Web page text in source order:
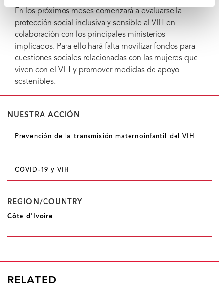
En los próximos meses comenzará a evaluarse la
protección social inclusiva y sensible al VIH en
colaboración con los principales ministerios
implicados. Para ello hará falta movilizar fondos para
cuestiones sociales relacionadas con las mujeres que
viven con el VIH y promover medidas de apoyo
sostenibles.
NUESTRA ACCIÓN
Prevención de la transmisión maternoinfantil del VIH
COVID-19 y VIH
REGION/COUNTRY
Côte d'Ivoire
RELATED